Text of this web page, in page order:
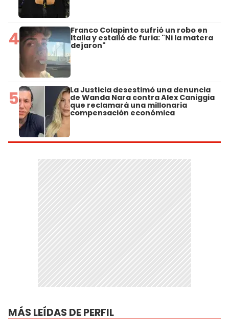
4 Franco Colapinto sufrió un robo en
Italia y estalló de furia: "Ni la matera
dejaron"
5 La Justicia desestimó una denuncia
de Wanda Nara contra Alex Caniggia
que reclamará una millonaria
compensación económica
MÁS LEÍDAS DE PERFIL